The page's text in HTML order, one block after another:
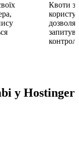
Квоти
у Hostinger